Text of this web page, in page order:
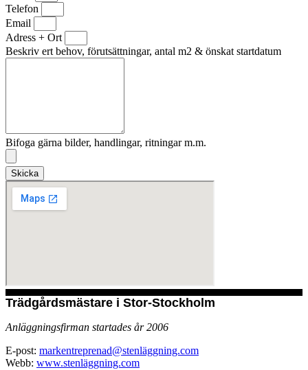
Telefon
Email
Adress + Ort
Beskriv ert behov, förutsättningar, antal m2 & önskat startdatum
Bifoga gärna bilder, handlingar, ritningar m.m.
Skicka
Trädgårdsmästare i Stor-Stockholm
Anläggningsfirman startades år 2006
E-post: markentreprenad@stenläggning.com
Webb: www.stenläggning.com